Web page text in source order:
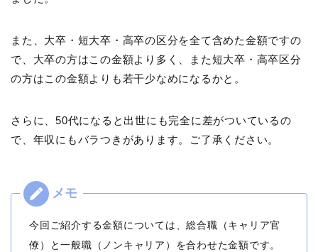
また、大卒・短大卒・高卒の区分を全て含めた金額ですの
で、大卒の方はこの金額より多く、また短大卒・高卒区分
の方はこの金額よりも若干少なめになるかと。
さらに、50代になると出世にも完全に差がついているの
で、年収にもバラつきがあります。ご了承ください。
今回ご紹介する金額については、総合職（キャリア官
僚）と一般職（ノンキャリア）を合わせた金額です。